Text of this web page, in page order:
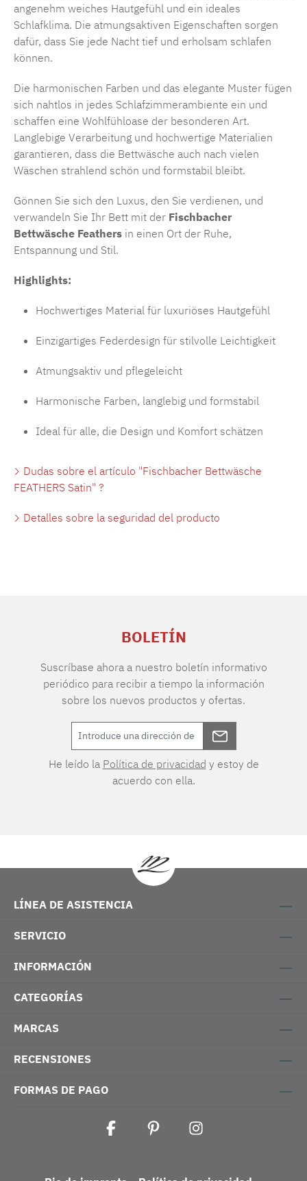
angenehm weiches Hautgefühl und ein ideales
Schlafklima. Die atmungsaktiven Eigenschaften sorgen
dafür, dass Sie jede Nacht tief und erholsam schlafen
können.
Die harmonischen Farben und das elegante Muster fügen
sich nahtlos in jedes Schlafzimmerambiente ein und
schaffen eine Wohlfühloase der besonderen Art.
Langlebige Verarbeitung und hochwertige Materialien
garantieren, dass die Bettwäsche auch nach vielen
Wäschen strahlend schön und formstabil bleibt.
Gönnen Sie sich den Luxus, den Sie verdienen, und
verwandeln Sie Ihr Bett mit der Fischbacher
Bettwäsche Feathers in einen Ort der Ruhe,
Entspannung und Stil.
Highlights:
Hochwertiges Material für luxuriöses Hautgefühl
Einzigartiges Federdesign für stilvolle Leichtigkeit
Atmungsaktiv und pflegeleicht
Harmonische Farben, langlebig und formstabil
Ideal für alle, die Design und Komfort schätzen
Dudas sobre el artículo "Fischbacher Bettwäsche
FEATHERS Satin" ?
Detalles sobre la seguridad del producto
BOLETÍN
Suscríbase ahora a nuestro boletín informativo
periódico para recibir a tiempo la información
sobre los nuevos productos y ofertas.
He leído la Política de privacidad y estoy de
acuerdo con ella.
LÍNEA DE ASISTENCIA
SERVICIO
INFORMACIÓN
CATEGORÍAS
MARCAS
RECENSIONES
FORMAS DE PAGO